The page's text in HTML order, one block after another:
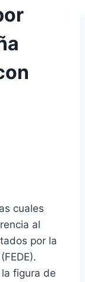
cuales
al
por la
figura de